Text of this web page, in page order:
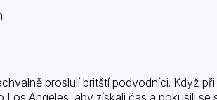
proslulí britští podvodníci. Když
Angeles, aby získali čas a pokusili se